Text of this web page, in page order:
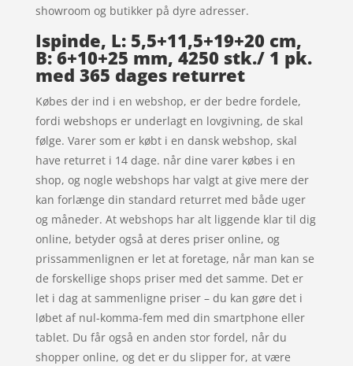
showroom og butikker på dyre adresser.
Ispinde, L: 5,5+11,5+19+20 cm,
B: 6+10+25 mm, 4250 stk./ 1 pk.
med 365 dages returret
Købes der ind i en webshop, er der bedre fordele,
fordi webshops er underlagt en lovgivning, de skal
følge. Varer som er købt i en dansk webshop, skal
have returret i 14 dage. når dine varer købes i en
shop, og nogle webshops har valgt at give mere der
kan forlænge din standard returret med både uger
og måneder. At webshops har alt liggende klar til dig
online, betyder også at deres priser online, og
prissammenlignen er let at foretage, når man kan se
de forskellige shops priser med det samme. Det er
let i dag at sammenligne priser – du kan gøre det i
løbet af nul-komma-fem med din smartphone eller
tablet. Du får også en anden stor fordel, når du
shopper online, og det er du slipper for, at være